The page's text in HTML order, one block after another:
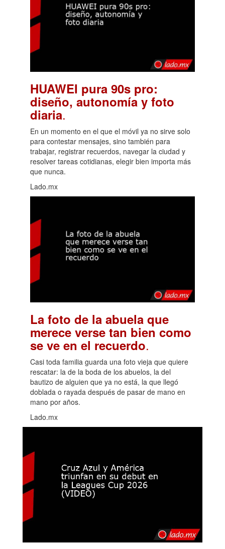
HUAWEI pura 90s pro:
diseño, autonomía y foto
diaria.
En un momento en el que el móvil ya no sirve solo
para contestar mensajes, sino también para
trabajar, registrar recuerdos, navegar la ciudad y
resolver tareas cotidianas, elegir bien importa más
que nunca.
Lado.mx
La foto de la abuela que
merece verse tan bien como
se ve en el recuerdo.
Casi toda familia guarda una foto vieja que quiere
rescatar: la de la boda de los abuelos, la del
bautizo de alguien que ya no está, la que llegó
doblada o rayada después de pasar de mano en
mano por años.
Lado.mx